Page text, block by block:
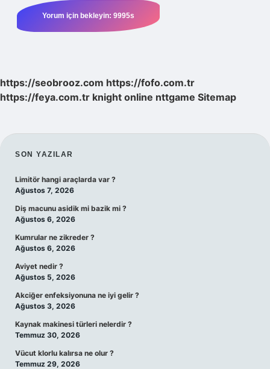
https://seobrooz.com https://fofo.com.tr
https://feya.com.tr knight online nttgame Sitemap
SIDEBAR
SON YAZILAR
Limitör hangi araçlarda var ?
Ağustos 7, 2026
Diş macunu asidik mi bazik mi ?
Ağustos 6, 2026
Kumrular ne zikreder ?
Ağustos 6, 2026
Aviyet nedir ?
Ağustos 5, 2026
Akciğer enfeksiyonuna ne iyi gelir ?
Ağustos 3, 2026
Kaynak makinesi türleri nelerdir ?
Temmuz 30, 2026
Vücut klorlu kalırsa ne olur ?
Temmuz 29, 2026